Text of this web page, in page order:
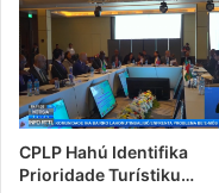
CPLP Hahú Identifika
Prioridade Turístiku…